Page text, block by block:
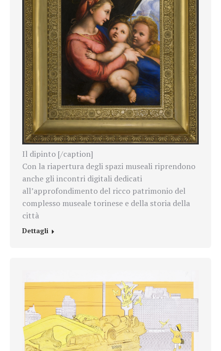
Il dipinto [/caption]
Con la riapertura degli spazi museali riprendono
anche gli incontri digitali dedicati
all’approfondimento del ricco patrimonio del
complesso museale torinese e della storia della
città
Dettagli